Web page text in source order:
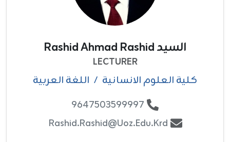
السيد Rashid Ahmad Rashid
LECTURER
كلية العلوم الانسانية / اللغة العربية
9647503599997
Rashid.rashid@uoz.edu.krd